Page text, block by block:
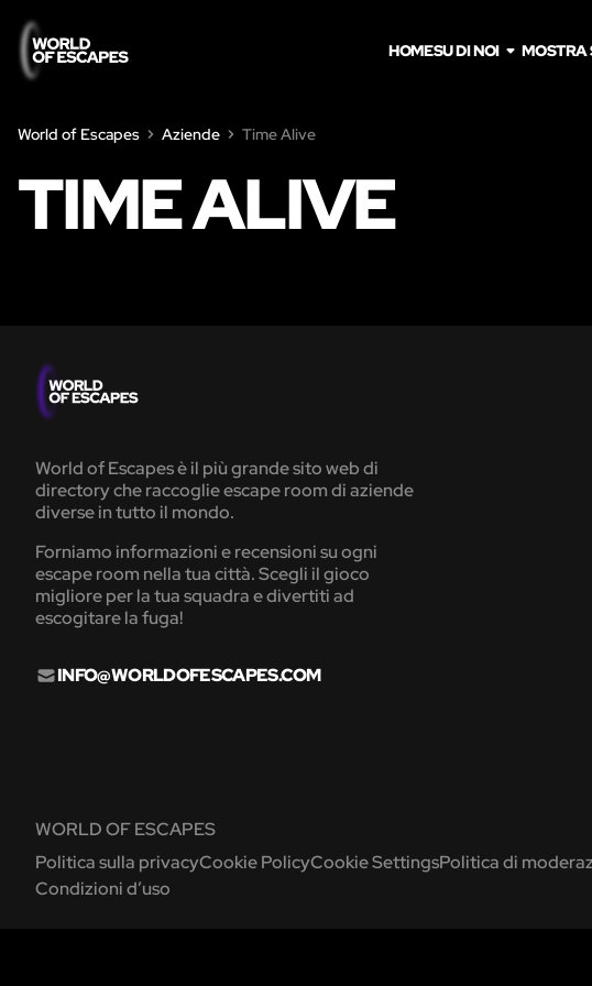
HOMESU DI NOI MOSTRA
World of Escapes Aziende Time Alive
TIME ALIVE
World of Escapes è il più grande sito web di
directory che raccoglie escape room di aziende
diverse in tutto il mondo.
Forniamo informazioni e recensioni su ogni
escape room nella tua città. Scegli il gioco
migliore per la tua squadra e divertiti ad
escogitare la fuga!
INFO@WORLDOFESCAPES.COM
WORLD OF ESCAPES
Politica sulla privacyCookie PolicyCookie SettingsPolitica di
Condizioni d’uso